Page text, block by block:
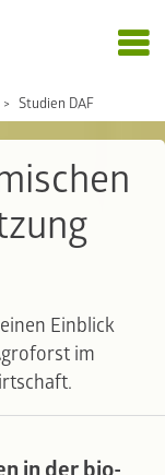
Studien DAF
Einblick
im